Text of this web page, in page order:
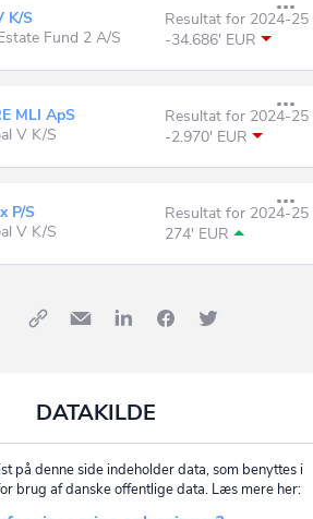
K/S
Fund 2 A/S
Resultat for 2024-25
-34.686' EUR
MLI ApS
V K/S
Resultat for 2024-25
-2.970' EUR
P/S
V K/S
Resultat for 2024-25
274' EUR
DATAKILDE
på denne side indeholder data, som benyttes i
brug af danske offentlige data. Læs mere her: